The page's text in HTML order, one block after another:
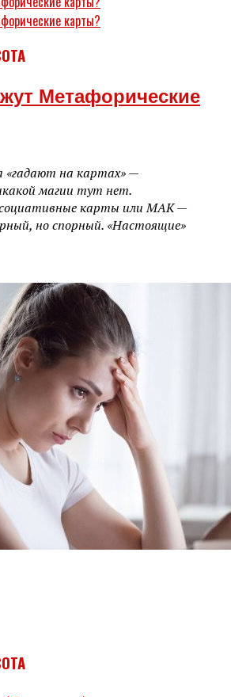
Метафорические
«гадают на картах» —
магии тут нет.
карты или МАК —
но спорный. «Настоящие»